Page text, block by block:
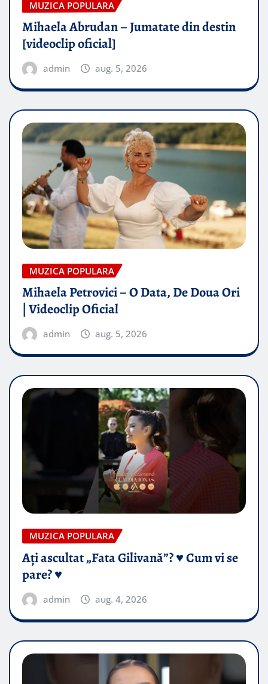
MUZICA POPULARA
Mihaela Abrudan – Jumatate din destin
[videoclip oficial]
admin aug. 5, 2026
MUZICA POPULARA
Mihaela Petrovici – O Data, De Doua Ori
| Videoclip Oficial
admin aug. 5, 2026
MUZICA POPULARA
Ați ascultat „Fata Gilivană”? ♥️ Cum vi se
pare? ♥️
admin aug. 4, 2026